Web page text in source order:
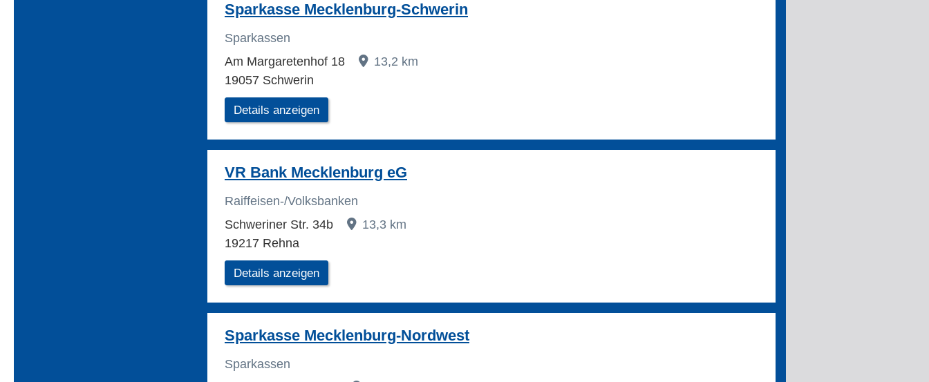
Sparkasse Mecklenburg-Schwerin
Sparkassen
Am Margaretenhof 18
13,2 km
19057 Schwerin
Details anzeigen
VR Bank Mecklenburg eG
Raiffeisen-/Volksbanken
Schweriner Str. 34b
13,3 km
19217 Rehna
Details anzeigen
Sparkasse Mecklenburg-Nordwest
Sparkassen